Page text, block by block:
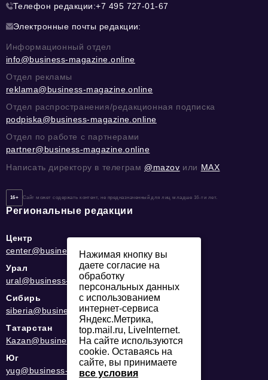
Телефон редакции:+7 495 727-01-67
Электронные почты редакции:
Информационный отдел
info@business-magazine.online
Отдел рекламы
reklama@business-magazine.online
Отдел распространения/редакционная подписка
podpiska@business-magazine.online
Отдел по работе с партнерами
partner@business-magazine.online
Написать директору в телеграм @mazov или MAX
16+ Сайт может содержать контент, не предназначенный для лиц младше 16-ти лет.
Региональные редакции
Центр
center@business-magazine.online
Урал
ural@business-magazine.online
Сибирь
siberia@business-magazine.online
Татарстан
Kazan@business-magazine.online
Юг
yug@business-magazine.online
Нажимая кнопку вы
даете согласие на
обработку
персональных данных
с использованием
интернет-сервиса
Яндекс.Метрика,
top.mail.ru, LiveInternet.
На сайте используются
cookie. Оставаясь на
сайте, вы принимаете
все условия